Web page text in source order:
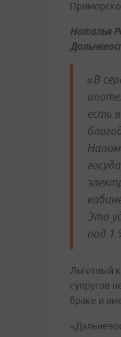
Наталья
«В
есть
Это
под 1
Льготный
супругов
браке и